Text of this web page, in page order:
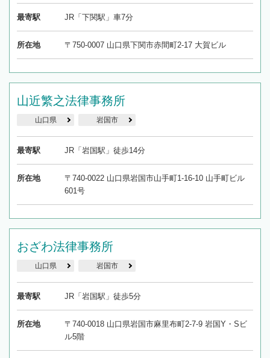
最寄駅 JR「下関駅」車7分
所在地 〒750-0007 山口県下関市赤間町2-17 大賀ビル
山近繁之法律事務所
山口県 岩国市
最寄駅 JR「岩国駅」徒歩14分
所在地
〒740-0022 山口県岩国市山手町1-16-10 山手町ビル
601号
おざわ法律事務所
山口県 岩国市
最寄駅 JR「岩国駅」徒歩5分
所在地
〒740-0018 山口県岩国市麻里布町2-7-9 岩国Y・Sビ
ル5階